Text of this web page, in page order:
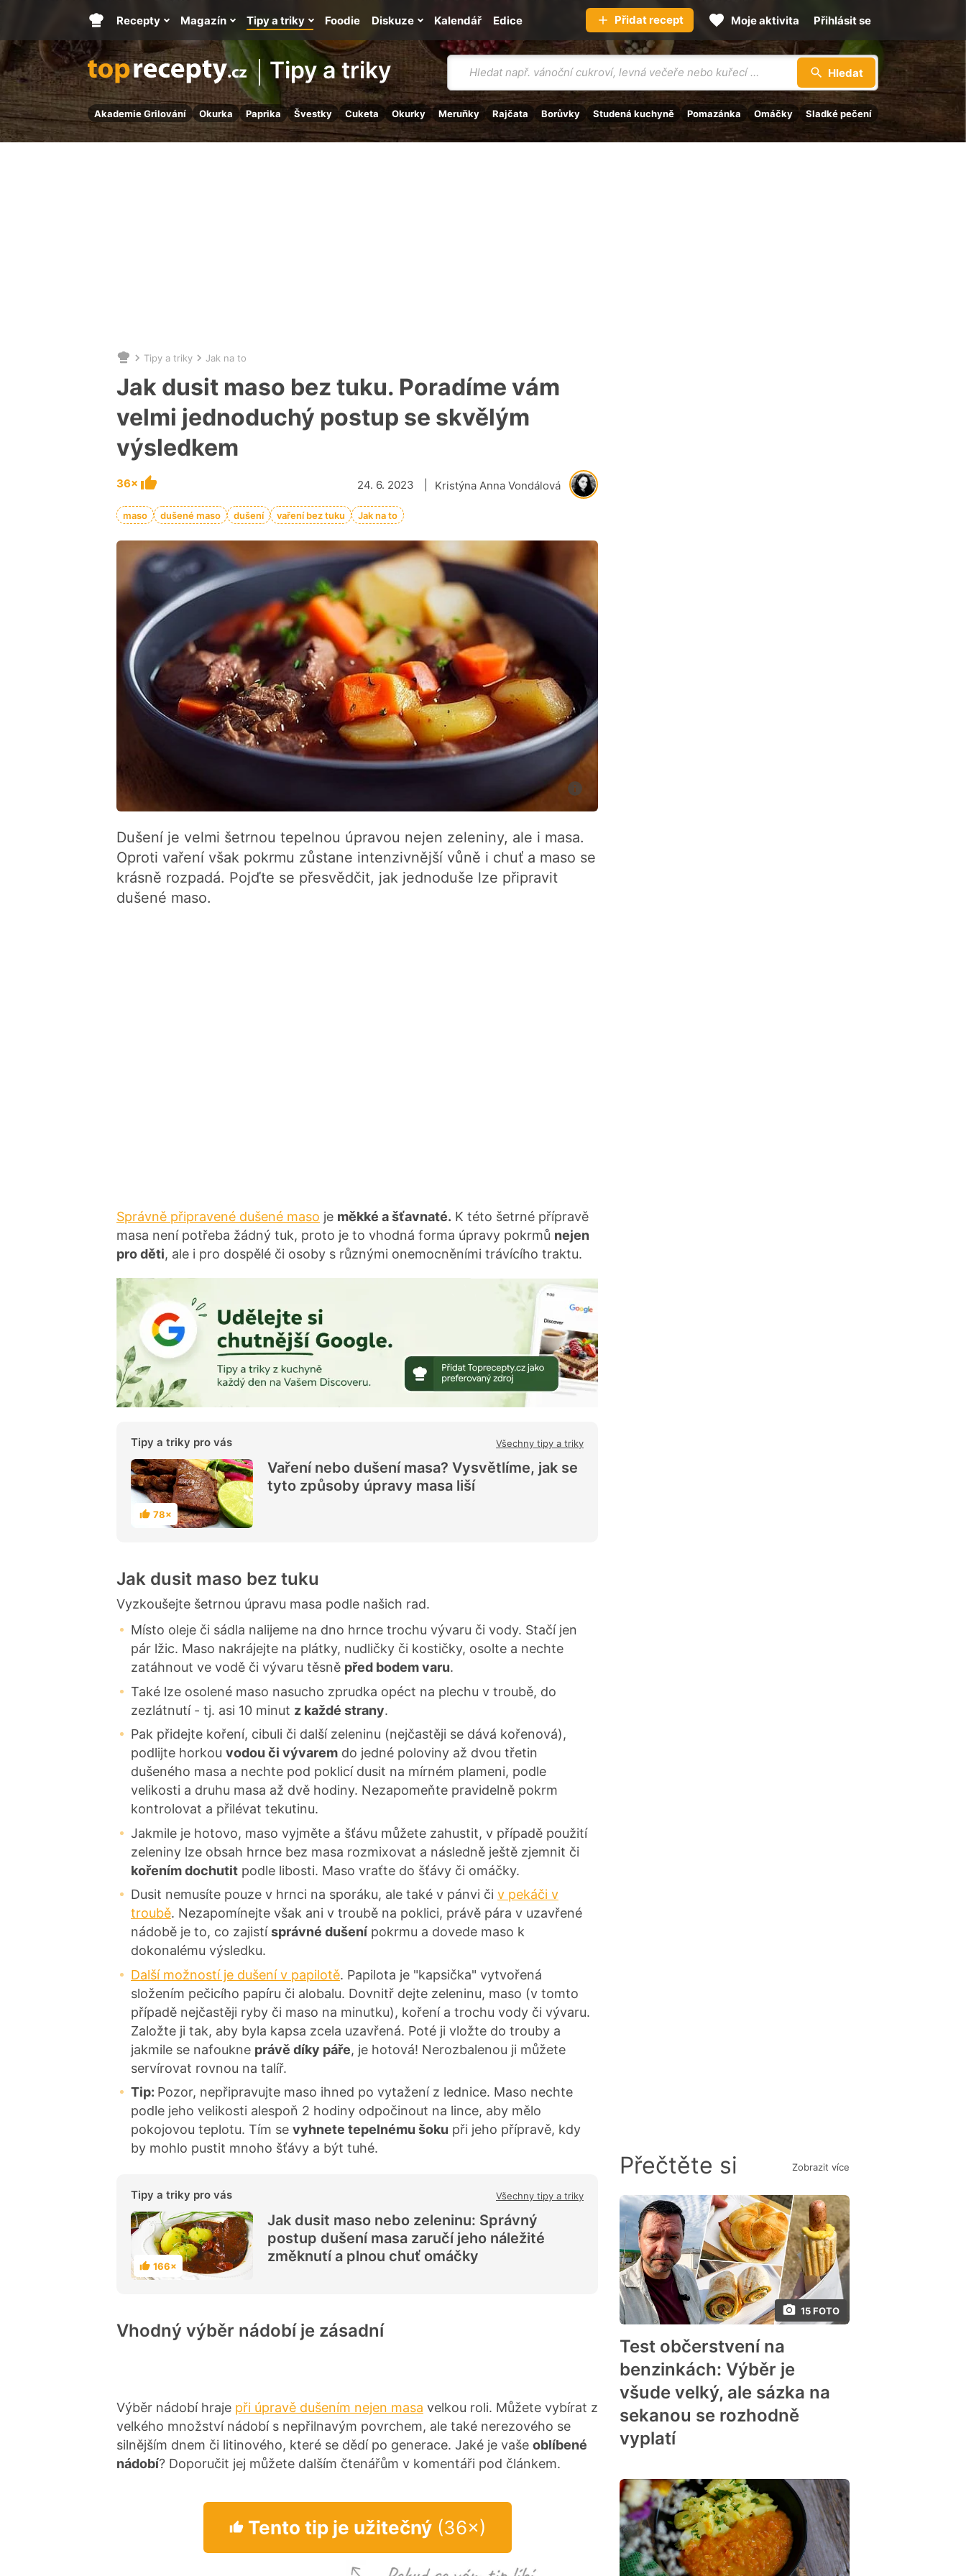
Tipy a triky
Vyhledávání
Hledat
Akademie Grilování Okurka Paprika Švestky Cuketa Okurky Meruňky Rajčata Borůvky Studená kuchyně Pomazánka Omáčky Sladké pečení
Hlavní
stránka
Recepty Magazín Tipy a triky Kalendář
Foodie Diskuze Edice Přidat recept Moje aktivita Přihlásit se
Nacházíte
se
zde:
Tipy a triky Jak na to
Jak dusit maso bez tuku. Poradíme vám
velmi jednoduchý postup se skvělým
výsledkem
36× Kristýna Anna Vondálová
24. 6. 2023
maso dušené maso dušení vaření bez tuku Jak na to
Dušení je velmi šetrnou tepelnou úpravou nejen zeleniny, ale i masa.
Oproti vaření však pokrmu zůstane intenzivnější vůně i chuť a maso se
krásně rozpadá. Pojďte se přesvědčit, jak jednoduše lze připravit
dušené maso.
Správně připravené dušené maso je měkké a šťavnaté. K této šetrné přípravě
masa není potřeba žádný tuk, proto je to vhodná forma úpravy pokrmů nejen
pro děti, ale i pro dospělé či osoby s různými onemocněními trávícího traktu.
Tipy a triky pro vás Všechny tipy a triky
H
e
n
78×
Vaření nebo dušení masa? Vysvětlíme, jak se
tyto způsoby úpravy masa liší
Jak dusit maso bez tuku
Vyzkoušejte šetrnou úpravu masa podle našich rad.
Místo oleje či sádla nalijeme na dno hrnce trochu vývaru či vody. Stačí jen
pár lžic. Maso nakrájejte na plátky, nudličky či kostičky, osolte a nechte
zatáhnout ve vodě či vývaru těsně před bodem varu.
Také lze osolené maso nasucho zprudka opéct na plechu v troubě, do
zezlátnutí - tj. asi 10 minut z každé strany.
Pak přidejte koření, cibuli či další zeleninu (nejčastěji se dává kořenová),
podlijte horkou vodou či vývarem do jedné poloviny až dvou třetin
dušeného masa a nechte pod poklicí dusit na mírném plameni, podle
velikosti a druhu masa až dvě hodiny. Nezapomeňte pravidelně pokrm
kontrolovat a přilévat tekutinu.
Jakmile je hotovo, maso vyjměte a šťávu můžete zahustit, v případě použití
zeleniny lze obsah hrnce bez masa rozmixovat a následně ještě zjemnit či
kořením dochutit podle libosti. Maso vraťte do šťávy či omáčky.
Dusit nemusíte pouze v hrnci na sporáku, ale také v pánvi či v pekáči v
troubě. Nezapomínejte však ani v troubě na poklici, právě pára v uzavřené
nádobě je to, co zajistísprávné dušení pokrmu a dovede maso k
dokonalému výsledku.
Další možností je dušení v papilotě. Papilota je "kapsička" vytvořená
složením pečicího papíru či alobalu. Dovnitř dejte zeleninu, maso (v tomto
případě nejčastěji ryby či maso na minutku), koření a trochu vody či vývaru.
Založte ji tak, aby byla kapsa zcela uzavřená. Poté ji vložte do trouby a
jakmile se nafoukne právě díky páře, je hotová! Nerozbalenou ji můžete
servírovat rovnou na talíř.
Tip: Pozor, nepřipravujte maso ihned po vytažení z lednice. Maso nechte
podle jeho velikosti alespoň 2 hodiny odpočinout na lince, aby mělo
pokojovou teplotu. Tím se vyhnete tepelnému šoku při jeho přípravě, kdy
by mohlo pustit mnoho šťávy a být tuhé.
Tipy a triky pro vás Všechny tipy a triky
H
o
e
n
166×
Jak dusit maso nebo zeleninu: Správný
postup dušení masa zaručí jeho náležité
změknutí a plnou chuť omáčky
Vhodný výběr nádobí je zásadní
Výběr nádobí hraje při úpravě dušením nejen masa velkou roli. Můžete vybírat z
velkého množství nádobí s nepřilnavým povrchem, ale také nerezového se
silnějším dnem či litinového, které se dědí po generace. Jaké je vaše oblíbené
nádobí? Doporučit jej můžete dalším čtenářům v komentáři pod článkem.
Tento tip je užitečný(36×)
Přečtěte si Zobrazit více
15 FOTO
Test občerstvení na
benzinkách: Výběr je
všude velký, ale sázka na
sekanou se rozhodně
vyplatí